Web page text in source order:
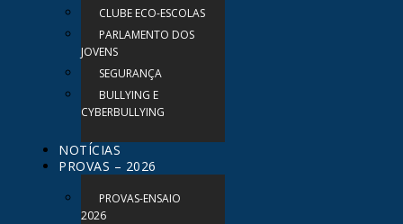
CLUBE ECO-ESCOLAS
PARLAMENTO DOS
JOVENS
SEGURANÇA
BULLYING E
CYBERBULLYING
NOTÍCIAS
PROVAS – 2026
PROVAS-ENSAIO
2026